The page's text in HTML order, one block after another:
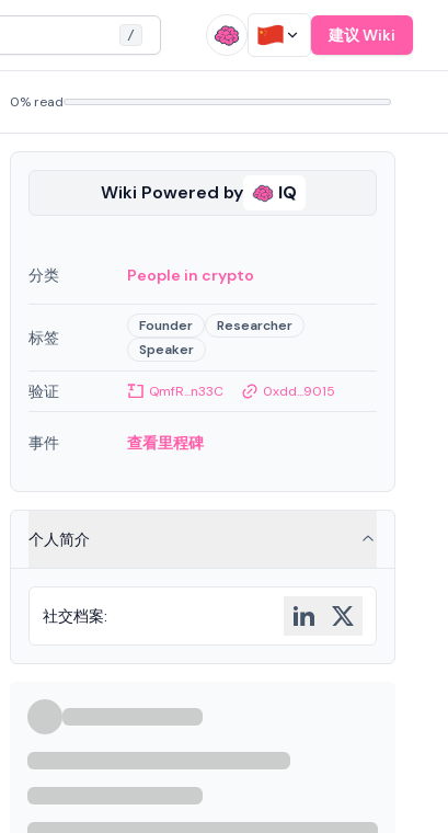
/ 建议 Wiki
0% read
Wiki Powered by IQ
分类 People in crypto
标签
Founder
Researcher
Speaker
验证 QmfR...n33C 0xdd...9015
事件 查看里程碑
个人简介
社交档案: